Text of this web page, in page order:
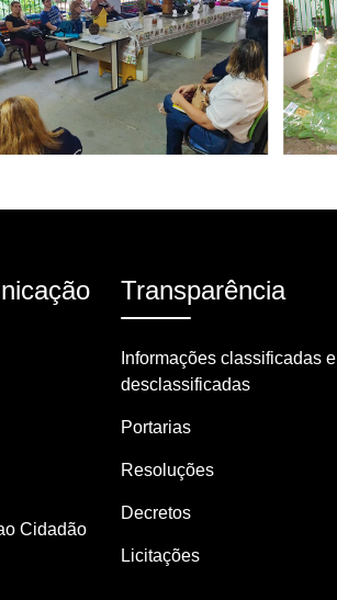
Cidadão
Transparência
Informações classificadas e
desclassificadas
Portarias
Resoluções
Decretos
Licitações